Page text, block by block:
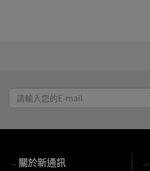
請
輸
E-
→關於新通訊 →